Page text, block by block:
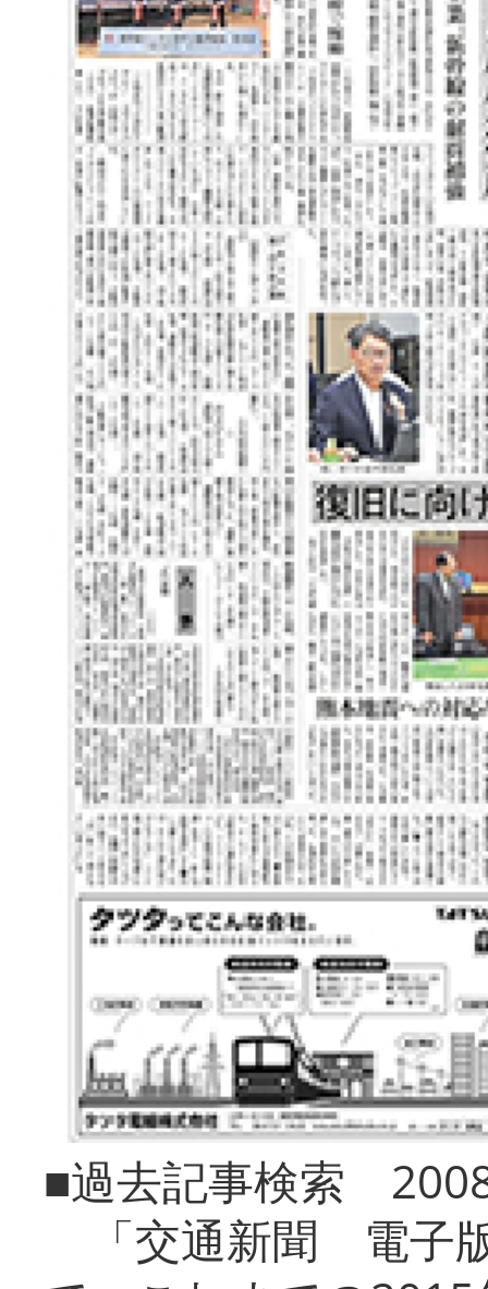
■過去記事検索
「交通新聞 電子